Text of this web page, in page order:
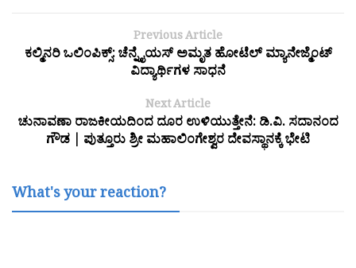
Previous Article
ಕಲ್ಮಿನರಿ ಒಲಿಂಪಿಕ್ಸ್: ಚೆನ್ನೈಯಸ್ ಅಮೃತ ಹೋಟೆಲ್ ಮ್ಯಾನೇಜ್ಮೆಂಟ್
ವಿದ್ಯಾರ್ಥಿಗಳ ಸಾಧನೆ
Next Article
ಚುನಾವಣಾ ರಾಜಕೀಯದಿಂದ ದೂರ ಉಳಿಯುತ್ತೇನೆ: ಡಿ.ವಿ. ಸದಾನಂದ
ಗೌಡ | ಪುತ್ತೂರು ಶ್ರೀ ಮಹಾಲಿಂಗೇಶ್ವರ ದೇವಸ್ಥಾನಕ್ಕೆ ಭೇಟಿ
What's your reaction?